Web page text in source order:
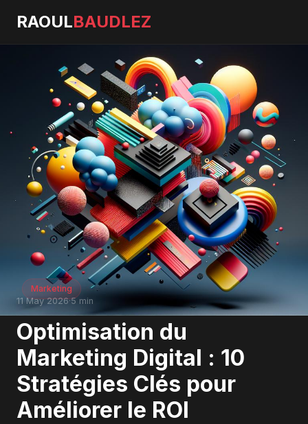
RAOULBAUDLEZ
Marketing
11 May 2026·5 min
Optimisation du
Marketing Digital : 10
Stratégies Clés pour
Améliorer le ROI